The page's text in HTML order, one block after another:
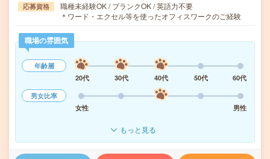
応募資格
職種未経験OK / ブランクOK / 英語力不要
＊ワード・エクセル等を使ったオフィスワークのご経験
職場の雰囲気
年齢層
20代
30代 40代 50代
60代
男女比率
女性
男性
もっと見る